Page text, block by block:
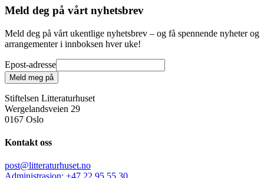
Meld deg på vårt nyhetsbrev
Meld deg på vårt ukentlige nyhetsbrev – og få spennende nyheter og
arrangementer i innboksen hver uke!
Epost-adresse
Meld meg på
Stiftelsen Litteraturhuset
Wergelandsveien 29
0167 Oslo
Kontakt oss
post@litteraturhuset.no
Administrasjon: +47 22 95 55 30